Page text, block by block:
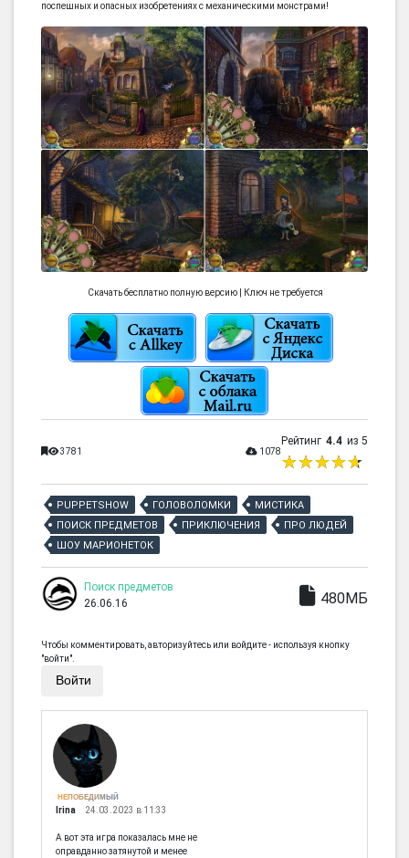
поспешных и опасных изобретениях с механическими монстрами!
Скачать бесплатно полную версию | Ключ не требуется
3781 1078
Рейтинг 4.4 из 5
PUPPETSHOW ГОЛОВОЛОМКИ
МИСТИКА
ПОИСК ПРЕДМЕТОВ
ПРИКЛЮЧЕНИЯ
ПРО ЛЮДЕЙ
ШОУ МАРИОНЕТОК
Поиск предметов
26.06.16
480МБ
Чтобы комментировать, авторизуйтесь или войдите - используя кнопку
"войти".
Войти
НЕПОБЕДИМЫЙ
Irina 24.03.2023 в 11:33
А вот эта игра показалась мне не
оправданно затянутой и менее